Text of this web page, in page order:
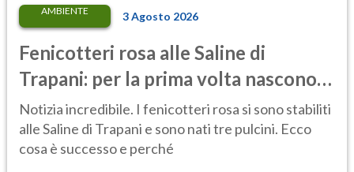
AMBIENTE 3 Agosto 2026
Fenicotteri rosa alle Saline di
Trapani: per la prima volta nascono
tre pulcini nella riserva
Notizia incredibile. I fenicotteri rosa si sono stabiliti
alle Saline di Trapani e sono nati tre pulcini. Ecco
cosa è successo e perché